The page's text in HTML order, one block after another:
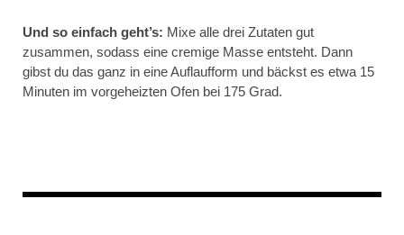
Und so einfach geht’s: Mixe alle drei Zutaten gut
zusammen, sodass eine cremige Masse entsteht. Dann
gibst du das ganz in eine Auflaufform und bäckst es etwa 15
Minuten im vorgeheizten Ofen bei 175 Grad.